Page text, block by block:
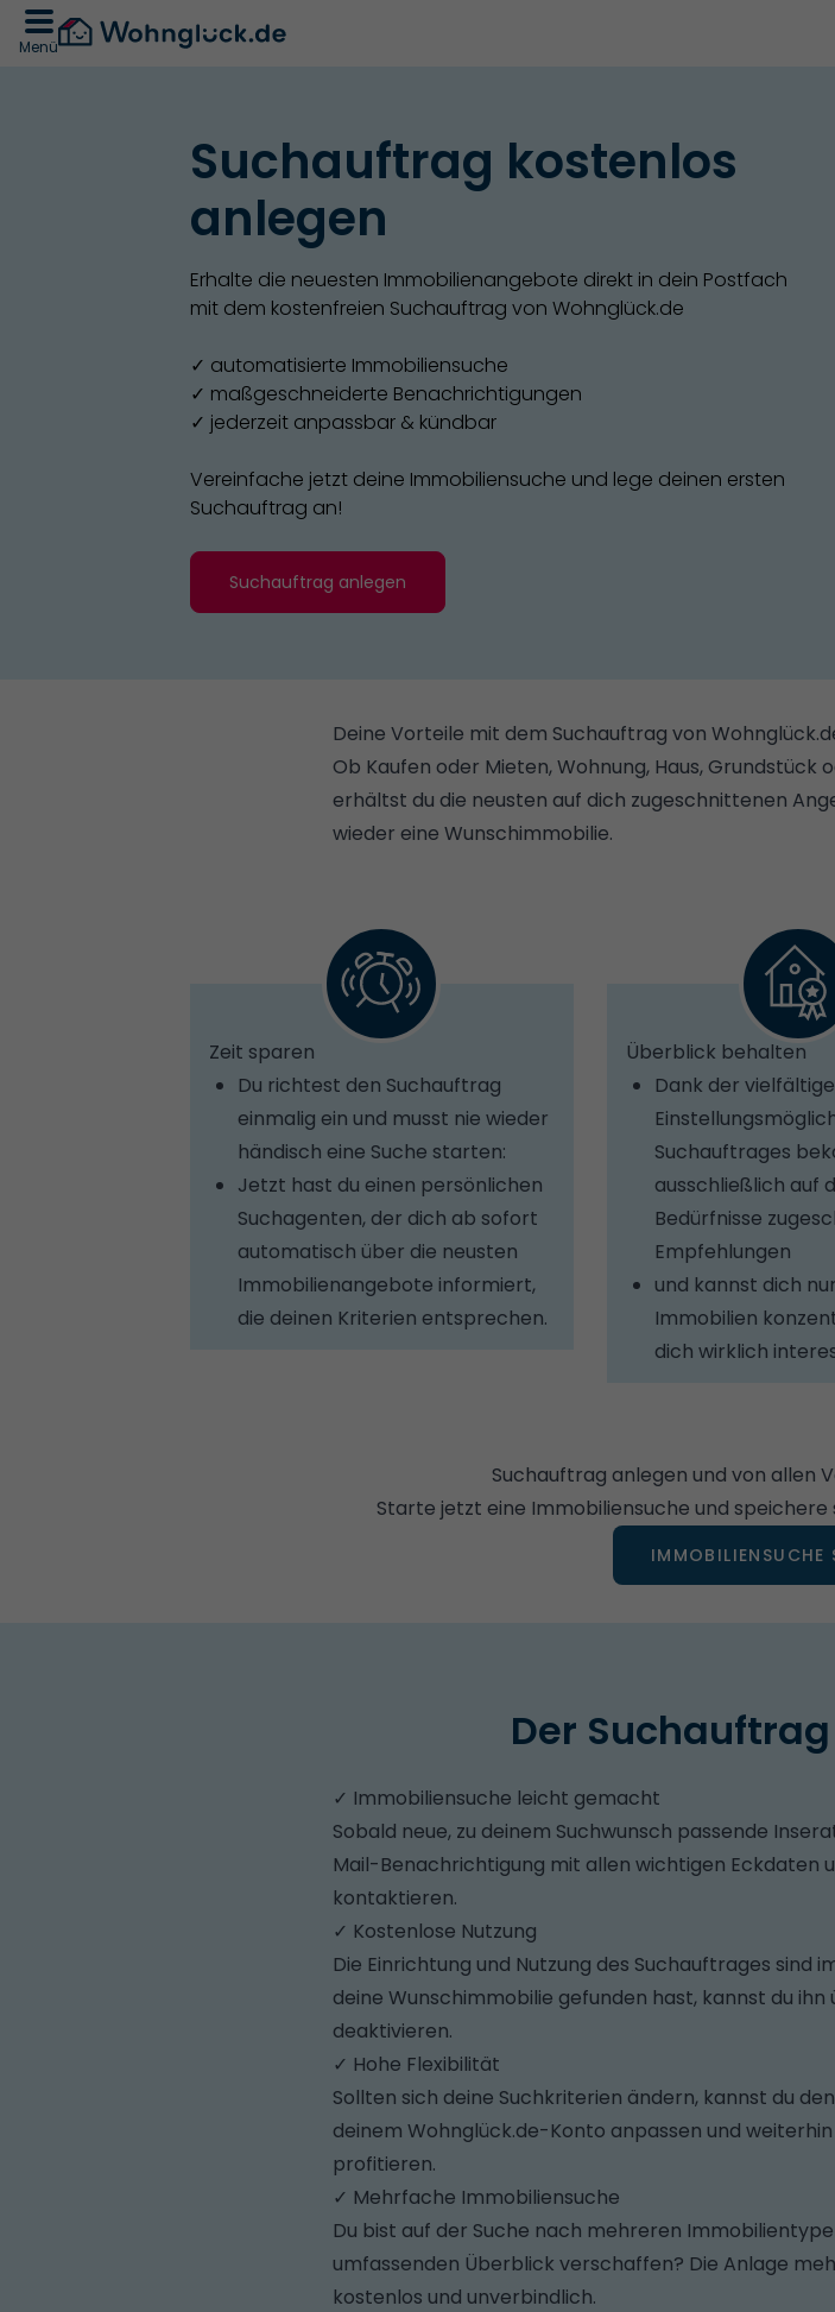
Menü
Suchauftrag kostenlos
anlegen
Erhalte die neuesten Immobilienangebote direkt in dein Postfach
mit dem kostenfreien Suchauftrag von Wohnglück.de
✓ automatisierte Immobiliensuche
✓ maßgeschneiderte Benachrichtigungen
✓ jederzeit anpassbar & kündbar
Vereinfache jetzt deine Immobiliensuche und lege deinen ersten
Suchauftrag an!
Suchauftrag anlegen
Deine Vorteile mit dem Suchauftrag von
Ob Kaufen oder Mieten, Wohnung, Haus,
erhältst du die neusten auf dich zugeschnittenen
wieder eine Wunschimmobilie.
Zeit sparen
Du richtest den Suchauftrag
einmalig ein und musst nie wieder
händisch eine Suche starten:
Jetzt hast du einen persönlichen
Suchagenten, der dich ab sofort
automatisch über die neusten
Immobilienangebote informiert,
die deinen Kriterien entsprechen.
Überblick behalten
Dank der
Suchauftrages
ausschließlich auf
Bedürfnisse
Empfehlungen
und kannst dich
Immobilien
dich wirklich
Suchauftrag anlegen und von allen
Starte jetzt eine Immobiliensuche und
IMMOBILIENSUCHE
Der
✓ Immobiliensuche leicht gemacht
Sobald neue, zu deinem Suchwunsch passende
Mail-Benachrichtigung mit allen wichtigen Eckdaten
kontaktieren.
✓ Kostenlose Nutzung
Die Einrichtung und Nutzung des Suchauftrages sind
deine Wunschimmobilie gefunden hast, kannst du
deaktivieren.
✓ Hohe Flexibilität
Sollten sich deine Suchkriterien ändern, kannst du
deinem Wohnglück.de-Konto anpassen und
profitieren.
✓ Mehrfache Immobiliensuche
Du bist auf der Suche nach mehreren
umfassenden Überblick verschaffen? Die Anlage
kostenlos und unverbindlich.